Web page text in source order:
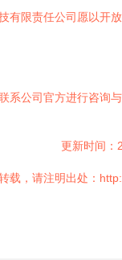
限责任公司愿以开
系公司官方进行咨询与
更新时间：
载，请注明出处：